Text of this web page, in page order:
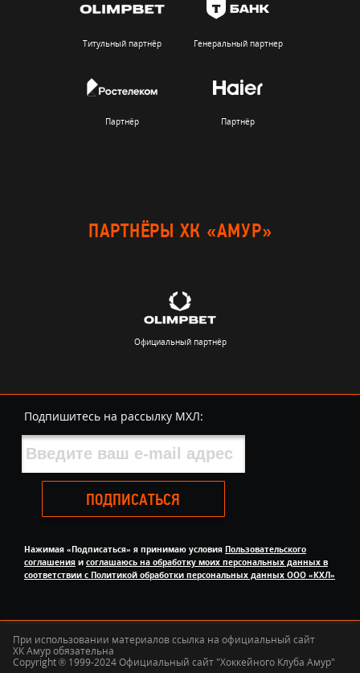
Титульный партнёр Генеральный партнер
Партнёр Партнёр
ПАРТНЁРЫ ХК «АМУР»
Официальный партнёр
Подпишитесь на рассылку МХЛ:
ПОДПИСАТЬСЯ
Нажимая «Подписаться» я принимаю условия Пользовательского
соглашения и соглашаюсь на обработку моих персональных данных в
соответствии с Политикой обработки персональных данных ООО «КХЛ»
При использовании материалов ссылка на официальный сайт
ХК Амур обязательна
Copyright ® 1999-2024 Официальный сайт "Хоккейного Клуба Амур"